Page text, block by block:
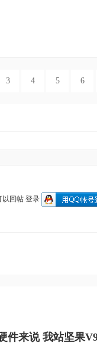
3 4 5 6
以回帖 登录
件来说 我站坚果